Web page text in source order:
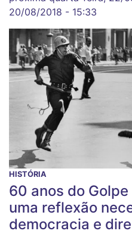
20/08/2018 - 15:33
HISTÓRIA
60 anos do
uma reflexão
democracia e